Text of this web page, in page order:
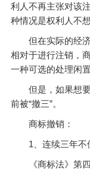
利人不再主张对该
种情况是权利人不
但在实际的经
相对于进行注销，
一种可选的处理闲
但是，如果想
前被“撤三”。
商标撤销：
1、连续三年
《商标法》第